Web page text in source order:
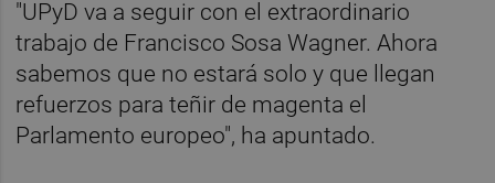
"UPyD va a seguir con el extraordinario
trabajo de Francisco Sosa Wagner. Ahora
sabemos que no estará solo y que llegan
refuerzos para teñir de magenta el
Parlamento europeo", ha apuntado.